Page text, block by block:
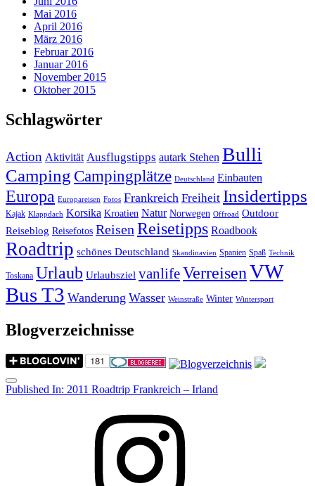
Mai 2016
April 2016
März 2016
Februar 2016
Januar 2016
November 2015
Oktober 2015
Schlagwörter
Action Aktivität Ausflugstipps autark Stehen Bulli
Camping Campingplätze Deutschland Einbauten
Europa Europareisen Fotos Frankreich Freiheit Insidertipps
Kajak Klappdach Korsika Kroatien Natur Norwegen Offroad Outdoor
Reiseblog Reisefotos ReisenReisetipps Roadbook
Roadtrip schönes Deutschland Skandinavien Spanien Spaß Technik
Toskana Urlaub Urlaubsziel vanlifeVerreisenVW
Bus T3 Wanderung Wasser Weinstraße Winter Wintersport
Blogverzeichnisse
Menu
Post
Published In: 2011 Roadtrip Frankreich – Irland